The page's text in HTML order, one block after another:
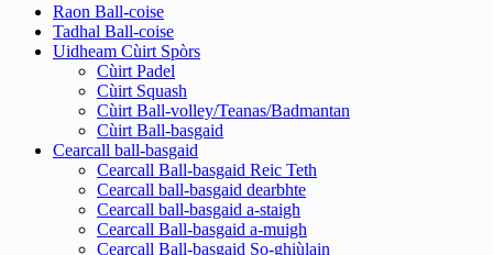
Raon Ball-coise
Tadhal Ball-coise
Uidheam Cùirt Spòrs
Cùirt Padel
Cùirt Squash
Cùirt Ball-volley/Teanas/Badmantan
Cùirt Ball-basgaid
Cearcall ball-basgaid
Cearcall Ball-basgaid Reic Teth
Cearcall ball-basgaid dearbhte
Cearcall ball-basgaid a-staigh
Cearcall Ball-basgaid a-muigh
Cearcall Ball-basgaid So-ghiùlain